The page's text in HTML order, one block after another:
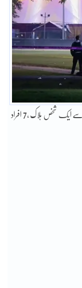
امریکی شہر شکاگو میں بیس بال گیم کے دوران فائرنگ سے ایک شخص ہلاک ،7 افراد